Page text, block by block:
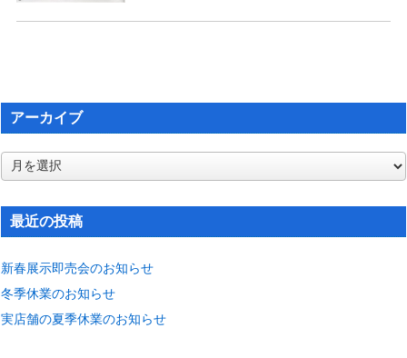
アーカイブ
ア
ー
イ
ブ
最近の投稿
新春展示即売会のお知らせ
冬季休業のお知らせ
実店舗の夏季休業のお知らせ